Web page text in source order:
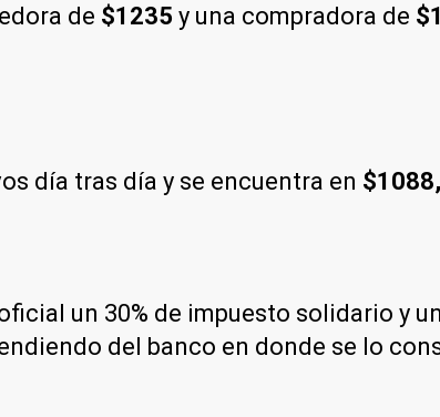
de $1235 y una compradora de
día tras día y se encuentra en
un 30% de impuesto solidario y
del banco en donde se lo